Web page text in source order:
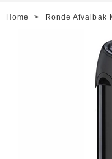
Home > Ronde Afvalbak